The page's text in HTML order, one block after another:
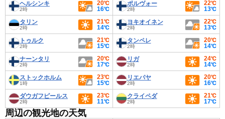
ヘルシンキ
2時
20℃
16℃
ポルヴォー
2時
22℃
13℃
タリン
2時
21℃
14℃
ヨキオイネン
2時
22℃
13℃
トゥルク
2時
21℃
15℃
タンペレ
2時
20℃
14℃
ナーンタリ
2時
20℃
17℃
リガ
2時
24℃
14℃
ストックホルム
1時
23℃
15℃
リエパヤ
2時
20℃
16℃
ダウガフピールス
2時
23℃
11℃
クライペダ
2時
21℃
17℃
周辺の観光地の天気